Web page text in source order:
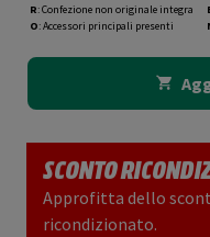
R: Confezione non originale integra
O: Accessori principali presenti
SCONTO
Approfitta dello
ricondizionato.